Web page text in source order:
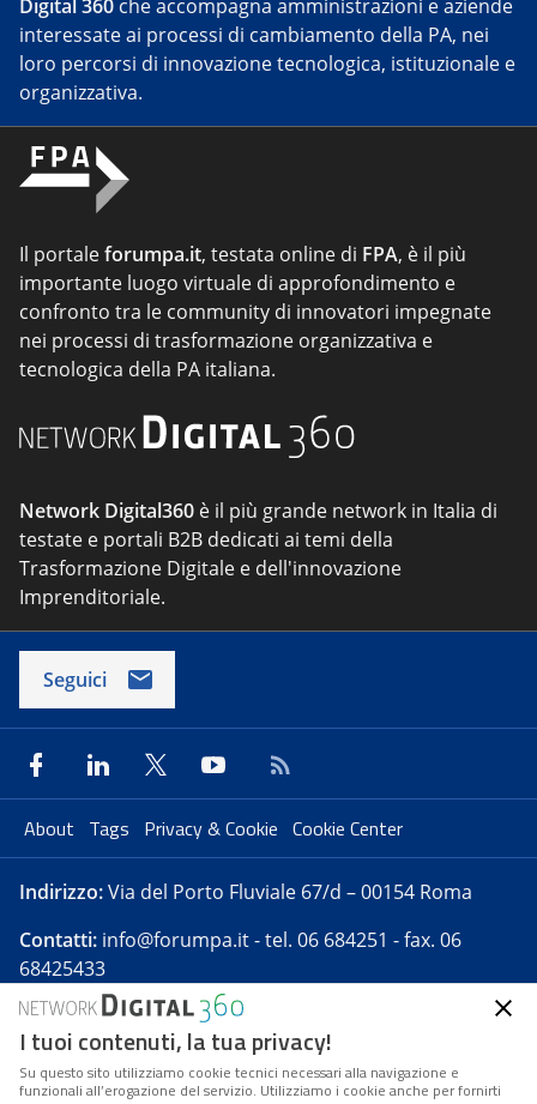
Digital 360 che accompagna amministrazioni e aziende
interessate ai processi di cambiamento della PA, nei
loro percorsi di innovazione tecnologica, istituzionale e
organizzativa.
Il portaleforumpa.it, testata online di FPA, è il più
importante luogo virtuale di approfondimento e
confronto tra le community di innovatori impegnate
nei processi di trasformazione organizzativa e
tecnologica della PA italiana.
Network Digital360 è il più grande network in Italia di
testate e portali B2B dedicati ai temi della
Trasformazione Digitale e dell'innovazione
Imprenditoriale.
Seguici
About Tags Privacy & Cookie Cookie Center
Indirizzo:Via del Porto Fluviale 67/d – 00154 Roma
Contatti: info@forumpa.it- tel. 06 684251 - fax. 06
68425433
Forumpa.itè una pubblicazione telematica iscritta
presso Registro della stampa del Tribunale di Roma -
Reg. n. 182 del 2 maggio 2008 - Direttore resp. Michela
I tuoi contenuti, la tua privacy!
Su questo sito utilizziamo cookie tecnici necessari alla navigazione e
funzionali all’erogazione del servizio. Utilizziamo i cookie anche per fornirti